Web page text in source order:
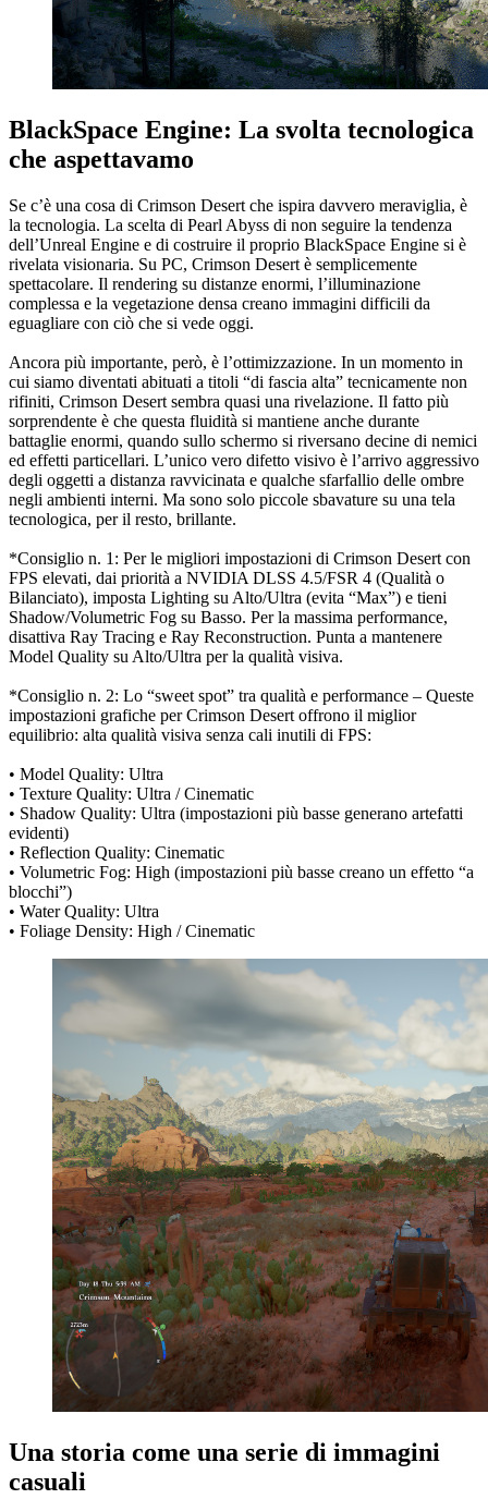
BlackSpace Engine: La svolta tecnologica
che aspettavamo
Se c’è una cosa di Crimson Desert che ispira davvero meraviglia, è
la tecnologia. La scelta di Pearl Abyss di non seguire la tendenza
dell’Unreal Engine e di costruire il proprio BlackSpace Engine si è
rivelata visionaria. Su PC, Crimson Desert è semplicemente
spettacolare. Il rendering su distanze enormi, l’illuminazione
complessa e la vegetazione densa creano immagini difficili da
eguagliare con ciò che si vede oggi.
Ancora più importante, però, è l’ottimizzazione. In un momento in
cui siamo diventati abituati a titoli “di fascia alta” tecnicamente non
rifiniti, Crimson Desert sembra quasi una rivelazione. Il fatto più
sorprendente è che questa fluidità si mantiene anche durante
battaglie enormi, quando sullo schermo si riversano decine di nemici
ed effetti particellari. L’unico vero difetto visivo è l’arrivo aggressivo
degli oggetti a distanza ravvicinata e qualche sfarfallio delle ombre
negli ambienti interni. Ma sono solo piccole sbavature su una tela
tecnologica, per il resto, brillante.
*Consiglio n. 1: Per le migliori impostazioni di Crimson Desert con
FPS elevati, dai priorità a NVIDIA DLSS 4.5/FSR 4 (Qualità o
Bilanciato), imposta Lighting su Alto/Ultra (evita “Max”) e tieni
Shadow/Volumetric Fog su Basso. Per la massima performance,
disattiva Ray Tracing e Ray Reconstruction. Punta a mantenere
Model Quality su Alto/Ultra per la qualità visiva.
*Consiglio n. 2: Lo “sweet spot” tra qualità e performance – Queste
impostazioni grafiche per Crimson Desert offrono il miglior
equilibrio: alta qualità visiva senza cali inutili di FPS:
• Model Quality: Ultra
• Texture Quality: Ultra / Cinematic
• Shadow Quality: Ultra (impostazioni più basse generano artefatti
evidenti)
• Reflection Quality: Cinematic
• Volumetric Fog: High (impostazioni più basse creano un effetto “a
blocchi”)
• Water Quality: Ultra
• Foliage Density: High / Cinematic
Una storia come una serie di immagini
casuali